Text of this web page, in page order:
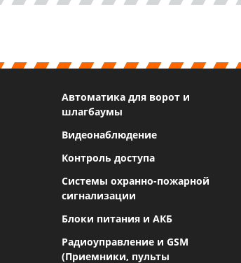
Автоматика для ворот и
шлагбаумы
Видеонаблюдение
Контроль доступа
Системы охранно-пожарной
сигнализации
Блоки питания и АКБ
Радиоуправление и GSM
(Приемники, пульты